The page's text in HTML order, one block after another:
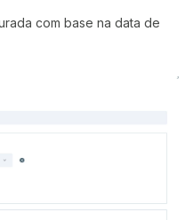
com base na data de